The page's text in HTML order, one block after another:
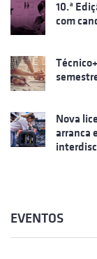
10.ª
com
Nova
arranca
EVENTOS